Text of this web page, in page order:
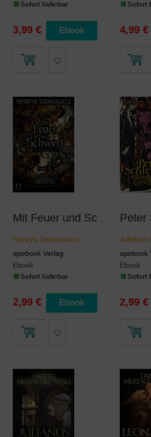
Sofort lieferbar
3,99 € Ebook
Sofort
4,99 €
Henryk Sienkiewicz
apebook Verlag
Ebook
Sofort lieferbar
2,99 € Ebook
Adelbert
apebook
Ebook
Sofort
2,99 €